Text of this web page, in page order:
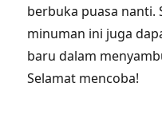
berbuka puasa nanti.
minuman ini juga
baru dalam
Selamat mencoba!